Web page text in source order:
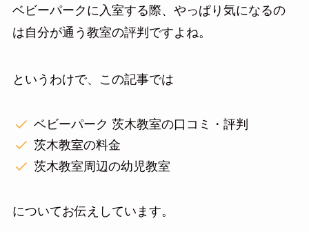
ベビーパークに入室する際、やっぱり気になるの
は自分が通う教室の評判ですよね。
というわけで、この記事では
ベビーパーク 茨木教室の口コミ・評判
茨木教室の料金
茨木教室周辺の幼児教室
についてお伝えしています。